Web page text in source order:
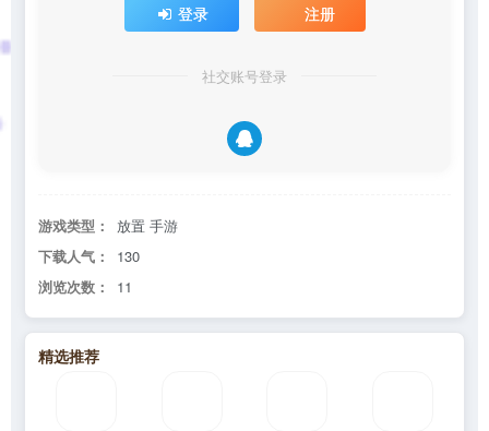
登录 注册
社交账号登录
游戏类型：
放置 手游
下载人气：
130
浏览次数：
11
精选推荐